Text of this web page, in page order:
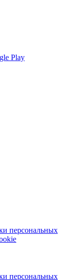
персональных
персональных